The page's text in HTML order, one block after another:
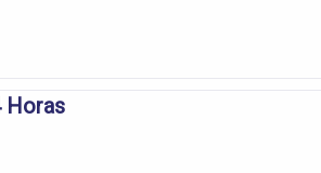
Horas